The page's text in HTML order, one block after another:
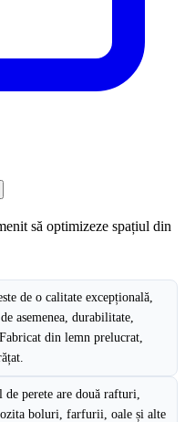
să optimizeze spațiul din
de o calitate excepțională,
asemenea, durabilitate,
din lemn prelucrat,
perete are două rafturi,
boluri, farfurii, oale și alte